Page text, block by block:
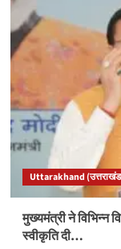
Uttarakhand
मुख्यमंत्री ने विभिन्न
स्वीकृति दी…